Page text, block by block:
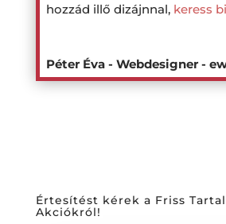
hozzád illő dizájnnal, keress
Péter Éva - Webdesigner -
Értesítést kérek a Friss
Akciókról!